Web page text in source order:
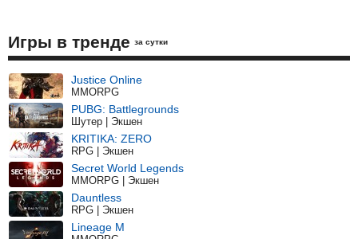
Игры в тренде за сутки
Justice Online
MMORPG
PUBG: Battlegrounds
Шутер | Экшен
KRITIKA: ZERO
RPG | Экшен
Secret World Legends
MMORPG | Экшен
Dauntless
RPG | Экшен
Lineage M